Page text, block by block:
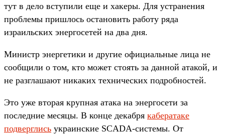
тут в дело вступили еще и хакеры. Для устранения
проблемы пришлось остановить работу ряда
израильских энергосетей на два дня.
Министр энергетики и другие официальные лица не
сообщили о том, кто может стоять за данной атакой, и
не разглашают никаких технических подробностей.
Это уже вторая крупная атака на энергосети за
последние месяцы. В конце декабря кабератаке
подверглись украинские SCADA-системы. От